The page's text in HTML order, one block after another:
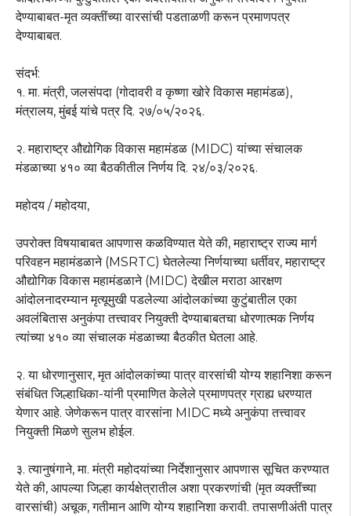
देण्याबाबत-मृत व्यक्तींच्या वारसांची पडताळणी करून प्रमाणपत्र
देण्याबाबत.
संदर्भ:
१. मा. मंत्री, जलसंपदा (गोदावरी व कृष्णा खोरे विकास महामंडळ),
मंत्रालय, मुंबई यांचे पत्र दि. २७/०५/२०२६.
२. महाराष्ट्र औद्योगिक विकास महामंडळ (MIDC) यांच्या संचालक
मंडळाच्या ४१० व्या बैठकीतील निर्णय दि. २४/०३/२०२६.
महोदय / महोदया,
उपरोक्त विषयाबाबत आपणास कळविण्यात येते की, महाराष्ट्र राज्य मार्ग
परिवहन महामंडळाने (MSRTC) घेतलेल्या निर्णयाच्या धर्तीवर, महाराष्ट्र
औद्योगिक विकास महामंडळाने (MIDC) देखील मराठा आरक्षण
आंदोलनादरम्यान मृत्यूमुखी पडलेल्या आंदोलकांच्या कुटुंबातील एका
अवलंबितास अनुकंपा तत्त्वावर नियुक्ती देण्याबाबतचा धोरणात्मक निर्णय
त्यांच्या ४१० व्या संचालक मंडळाच्या बैठकीत घेतला आहे.
२. या धोरणानुसार, मृत आंदोलकांच्या पात्र वारसांची योग्य शहानिशा करून
संबंधित जिल्हाधिका-यांनी प्रमाणित केलेले प्रमाणपत्र ग्राह्य धरण्यात
येणार आहे. जेणेकरून पात्र वारसांना MIDC मध्ये अनुकंपा तत्त्वावर
नियुक्ती मिळणे सुलभ होईल.
३. त्यानुषंगाने, मा. मंत्री महोदयांच्या निर्देशानुसार आपणास सूचित करण्यात
येते की, आपल्या जिल्हा कार्यक्षेत्रातील अशा प्रकरणांची (मृत व्यक्तींच्या
वारसांची) अचूक, गतीमान आणि योग्य शहानिशा करावी. तपासणीअंती पात्र